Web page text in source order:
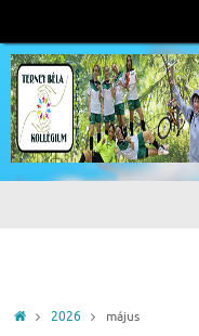
tartalomra
Home2026 május